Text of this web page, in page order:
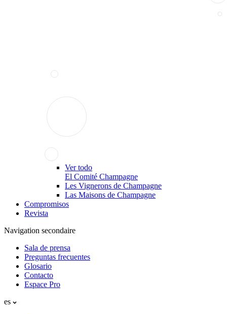
Ver todo
El Comité Champagne
Les Vignerons de Champagne
Las Maisons de Champagne
Compromisos
Revista
Navigation secondaire
Sala de prensa
Preguntas frecuentes
Glosario
Contacto
Espace Pro
es